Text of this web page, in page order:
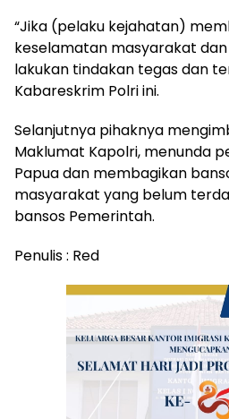
“Jika (pelaku kejahatan)
keselamatan masyarakat
lakukan tindakan tegas dan
Kabareskrim Polri ini.
Selanjutnya pihaknya
Maklumat Kapolri, menunda
Papua dan membagikan
masyarakat yang belum
bansos Pemerintah.
Penulis : Red